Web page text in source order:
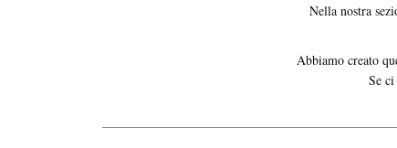
Nella nostra
Abbiamo creato
Se